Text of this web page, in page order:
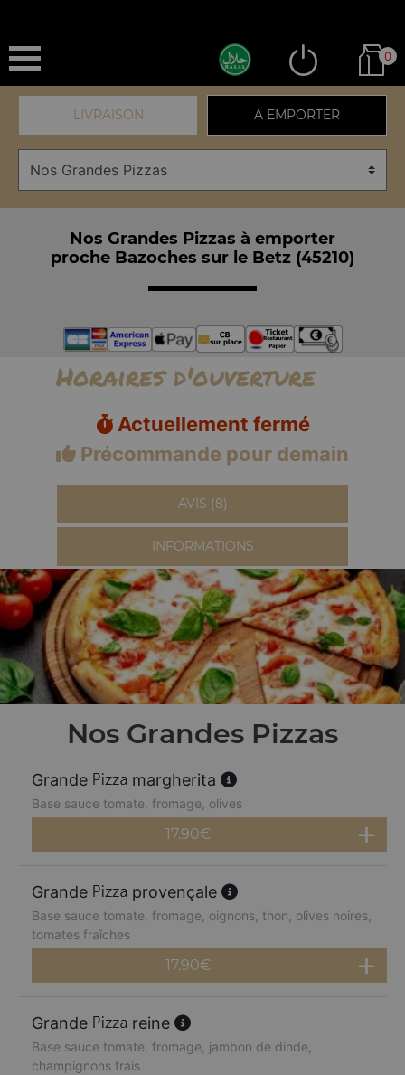
0
LIVRAISON A EMPORTER
Nos Grandes Pizzas à emporter
proche Bazoches sur le Betz (45210)
Horaires d'ouverture
Actuellement fermé
Précommande pour demain
AVIS (8)
INFORMATIONS
Nos Grandes Pizzas
Grande margherita
Base sauce tomate, fromage, olives
17.90€
Grande provençale
Base sauce tomate, fromage, oignons, thon, olives noires,
tomates fraîches
17.90€
Grande reine
Base sauce tomate, fromage, jambon de dinde,
champignons frais